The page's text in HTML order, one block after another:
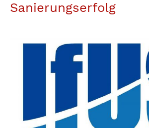
Sanierungserfolg